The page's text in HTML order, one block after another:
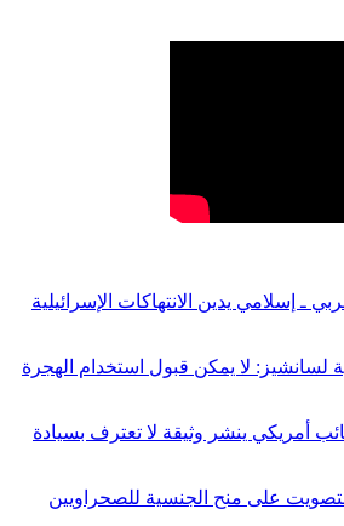
ـ إسلامي يدين الانتهاكات الإسرائيلية
لسانشيز: لا يمكن قبول استخدام الهجرة
أمريكي ينشر وثيقة لا تعترف بسيادة
للتصويت على منح الجنسية للصحراويين